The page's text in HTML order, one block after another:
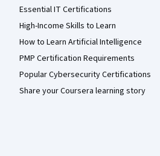
Essential IT Certifications
High-Income Skills to Learn
How to Learn Artificial Intelligence
PMP Certification Requirements
Popular Cybersecurity Certifications
Share your Coursera learning story